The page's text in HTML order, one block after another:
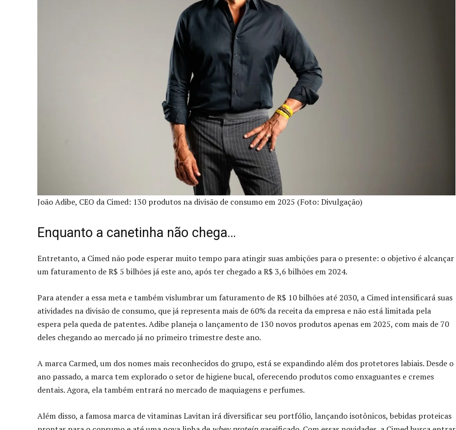
João Adibe, CEO da Cimed: 130 produtos na divisão de consumo em 2025 (Foto: Divulgação)
Enquanto a canetinha não chega…
Entretanto, a Cimed não pode esperar muito tempo para atingir suas ambições para o presente: o objetivo é alcançar
um faturamento de R$ 5 bilhões já este ano, após ter chegado a R$ 3,6 bilhões em 2024.
Para atender a essa meta e também vislumbrar um faturamento de R$ 10 bilhões até 2030, a Cimed intensificará suas
atividades na divisão de consumo, que já representa mais de 60% da receita da empresa e não está limitada pela
espera pela queda de patentes. Adibe planeja o lançamento de 130 novos produtos apenas em 2025, com mais de 70
deles chegando ao mercado já no primeiro trimestre deste ano.
A marca Carmed, um dos nomes mais reconhecidos do grupo, está se expandindo além dos protetores labiais. Desde o
ano passado, a marca tem explorado o setor de higiene bucal, oferecendo produtos como enxaguantes e cremes
dentais. Agora, ela também entrará no mercado de maquiagens e perfumes.
Além disso, a famosa marca de vitaminas Lavitan irá diversificar seu portfólio, lançando isotônicos, bebidas proteicas